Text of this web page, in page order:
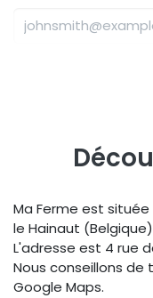
Ma Ferme est située
le Hainaut
L'adresse est 4 rue
Nous conseillons de
Google Maps.